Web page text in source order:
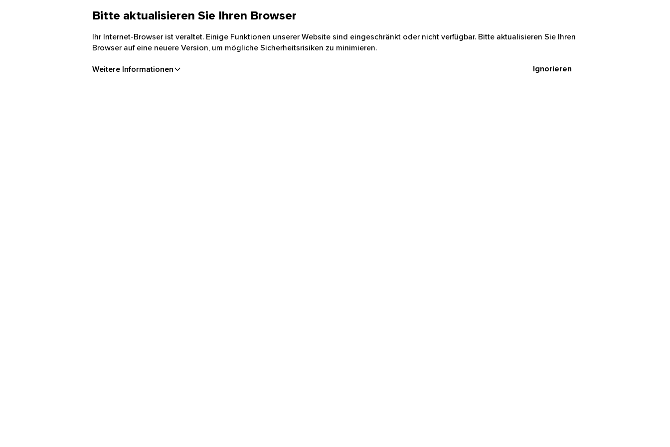
Bitte aktualisieren Sie Ihren Browser
Ihr Internet-Browser ist veraltet. Einige Funktionen unserer Website sind eingeschränkt oder nicht verfügbar. Bitte aktualisieren Sie Ihren
Browser auf eine neuere Version, um mögliche Sicherheitsrisiken zu minimieren.
Weitere Informationen Ignorieren